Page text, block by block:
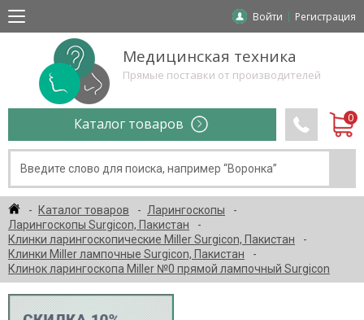
Войти Регистрация
Медицинская техника
Прямые поставки от производителей
Каталог товаров
Каталог товаров
Ларингоскопы
Ларингоскопы Surgicon, Пакистан
Клинки ларингоскопические Miller Surgicon, Пакистан
Клинки Miller лампочные Surgicon, Пакистан
Клинок ларингоскопа Miller №0 прямой лампочный Surgicon